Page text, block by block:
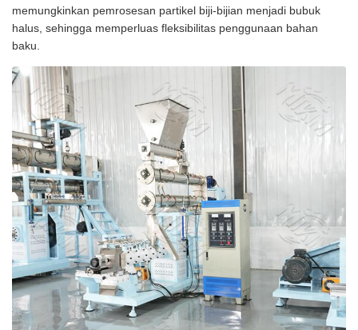
memungkinkan pemrosesan partikel biji-bijian menjadi bubuk
halus, sehingga memperluas fleksibilitas penggunaan bahan
baku.